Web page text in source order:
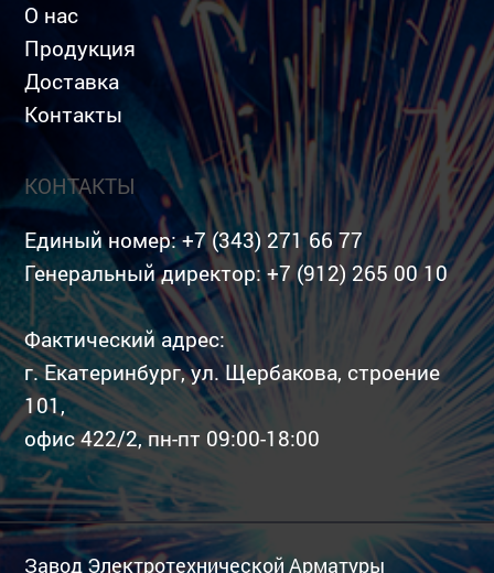
О нас
Продукция
Доставка
Контакты
КОНТАКТЫ
Единый номер:+7 (343) 271 66 77
Генеральный директор:+7 (912) 265 00 10
Фактический адрес:
г. Екатеринбург, ул. Щербакова, строение
101,
офис 422/2, пн-пт 09:00-18:00
Завод Электротехнической Арматуры